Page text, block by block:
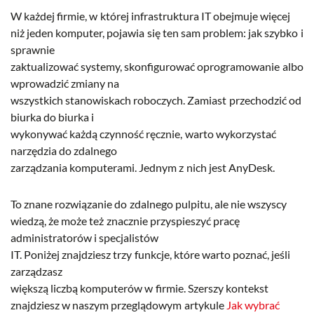
W każdej firmie, w której infrastruktura IT obejmuje więcej
niż jeden komputer, pojawia się ten sam problem: jak szybko i
sprawnie
zaktualizować systemy, skonfigurować oprogramowanie albo
wprowadzić zmiany na
wszystkich stanowiskach roboczych. Zamiast przechodzić od
biurka do biurka i
wykonywać każdą czynność ręcznie, warto wykorzystać
narzędzia do zdalnego
zarządzania komputerami. Jednym z nich jest AnyDesk.
To znane rozwiązanie do zdalnego pulpitu, ale nie wszyscy
wiedzą, że może też znacznie przyspieszyć pracę
administratorów i specjalistów
IT. Poniżej znajdziesz trzy funkcje, które warto poznać, jeśli
zarządzasz
większą liczbą komputerów w firmie. Szerszy kontekst
znajdziesz w naszym przeglądowym artykule Jak wybrać